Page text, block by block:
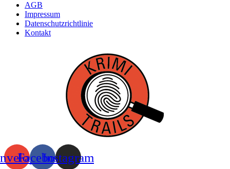
AGB
Impressum
Datenschutzrichtlinie
Kontakt
FacebookInstagram